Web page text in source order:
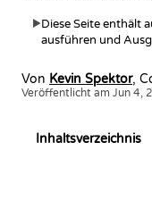
▶Diese Seite enthält
ausführen und
Von Kevin Spektor,
Veröffentlicht am Jun 4,
Inhaltsverzeichnis